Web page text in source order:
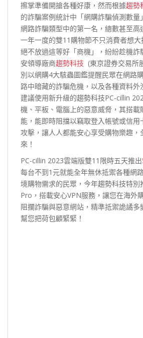
擦掌準備開搶各種好康，然而根據趨勢
的詐騙案例統計中「網購詐騙偵測數量
網路詐騙類型中的第一名，總數甚至高
一年一度的雙11購物節不只消費者想
絕不放過這等好「商機」，紛紛趁機詐
安領導廠商趨勢科技 (東京證券交易所
別以網購4大駭蟲圖鑑提醒民眾在網路
路中暗藏的詐騙危機，以及各種資料外
建議使用新升級的趨勢科技PC-cillin
機、平板、電腦上的惡意威脅，其搭載
能，能即時阻擋以竊取登入帳號或信用
攻擊，讓人人都能安心享受購物樂趣，
來！
PC-cillin 2023雲端版雙11限時五天推出
每台不到1元就能全年無休抵禦各種網
境購物需求的民眾，今年趨勢科技特別
Pro，搭載安心VPN服務，讓您在海外
阻攔詐騙與惡意網站，精準抵禦詭譎多
幫您把荷包顧緊緊！